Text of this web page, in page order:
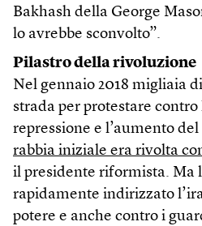
Bakhash della George
lo avrebbe sconvolto”.
Pilastro della rivoluzione
Nel gennaio 2018 migliaia
strada per protestare
repressione e l’aumento
rabbia iniziale era rivolta
il presidente riformista. Ma
rapidamente indirizzato
potere e anche contro i